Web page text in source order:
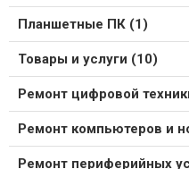
Планшетные ПК (1)
Товары и услуги (10)
Ремонт цифровой
Ремонт компьютеров и
Ремонт периферийных